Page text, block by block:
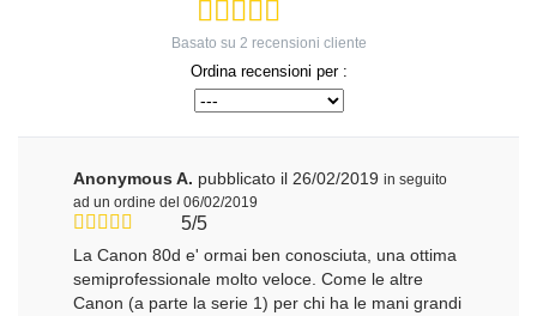
Basato su 2 recensioni cliente
Ordina recensioni per :
Anonymous A. pubblicato il 26/02/2019 in seguito
ad un ordine del 06/02/2019
5/5
La Canon 80d e' ormai ben conosciuta, una ottima
semiprofessionale molto veloce. Come le altre
Canon (a parte la serie 1) per chi ha le mani grandi